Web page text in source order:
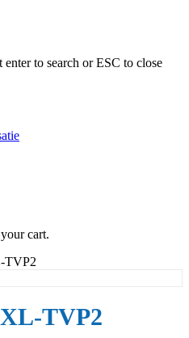
enter to search or ESC to close
cart.
TVP2
TVP2